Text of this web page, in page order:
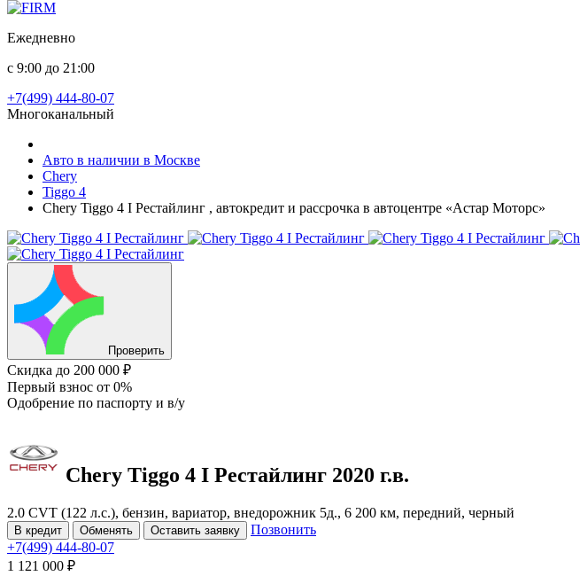
Ежедневно
с 9:00 до 21:00
+7(499) 444-80-07
Многоканальный
Авто в наличии в Москве
Chery
Tiggo 4
Chery Tiggo 4 I Рестайлинг , автокредит и рассрочка в автоцентре «Астар Моторс»
Проверить
Скидка до 200 000 ₽
Первый взнос от 0%
Одобрение по паспорту и в/у
Chery Tiggo 4 I Рестайлинг 2020 г.в.
2.0 CVT (122 л.с.), бензин, вариатор, внедорожник 5д., 6 200 км, передний, черный
В кредит Обменять Оставить заявку
Позвонить
+7(499) 444-80-07
1 121 000 ₽